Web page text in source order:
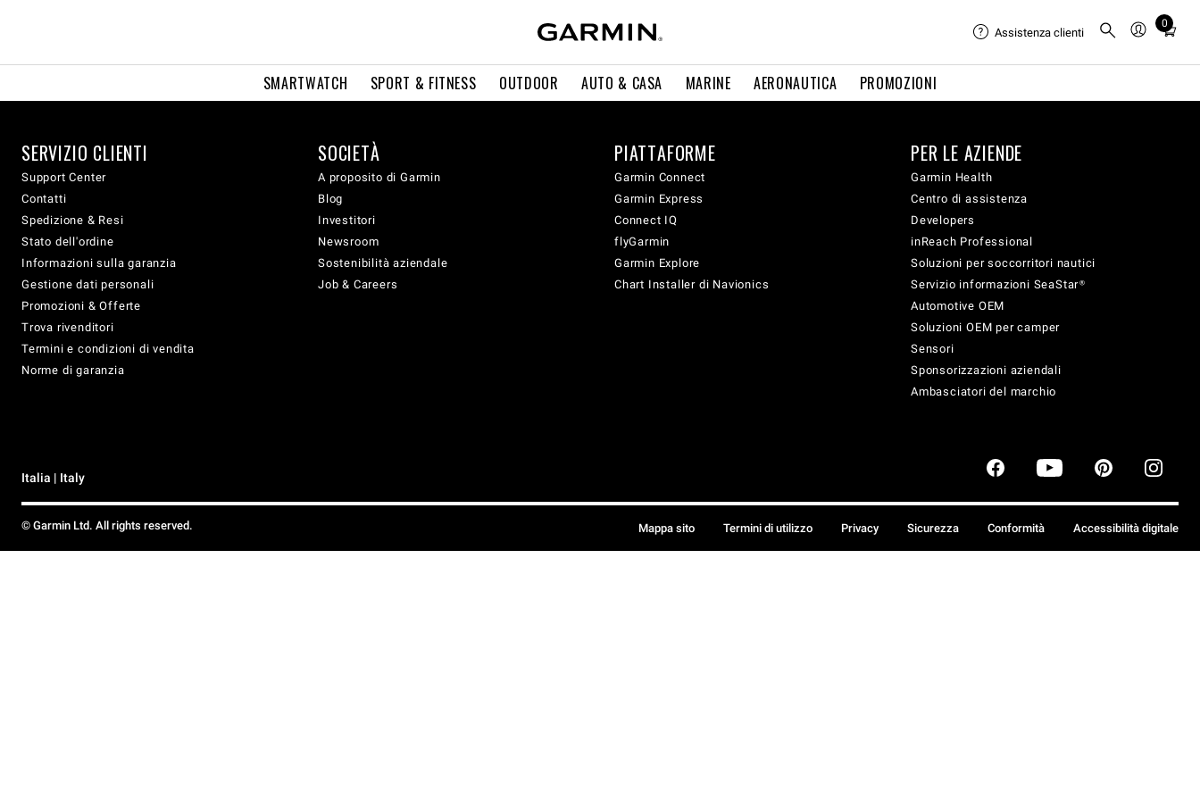
SMARTWATCH SPORT & FITNESS OUTDOOR AUTO & CASA MARINE AERONAUTICA PROMOZIONI
Assistenza clienti
0
Total
cart:
SERVIZIO CLIENTI
Support Center
Contatti
Spedizione & Resi
Stato dell'ordine
Informazioni sulla garanzia
Gestione dati personali
Promozioni & Offerte
Trova rivenditori
Termini e condizioni di vendita
Norme di garanzia
SOCIETÀ
A proposito di Garmin
Blog
Investitori
Newsroom
Sostenibilità aziendale
Job & Careers
PIATTAFORME
Garmin Connect
Garmin Express
Connect IQ
flyGarmin
Garmin Explore
Chart Installer di Navionics
PER LE AZIENDE
Garmin Health
Centro di assistenza
Developers
inReach Professional
Soluzioni per soccorritori nautici
Servizio informazioni SeaStar®
Automotive OEM
Soluzioni OEM per camper
Sensori
Sponsorizzazioni aziendali
Ambasciatori del marchio
Italia | Italy
© Garmin Ltd. All rights reserved. Mappa sito Termini di utilizzo Privacy Sicurezza Conformità Accessibilità digitale